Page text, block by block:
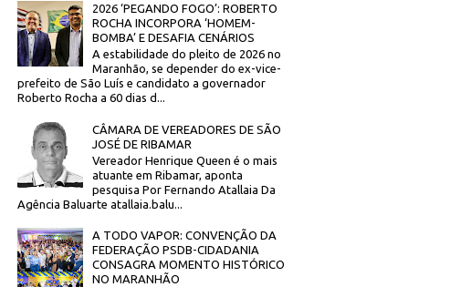
2026 ‘PEGANDO FOGO’: ROBERTO
ROCHA INCORPORA ‘HOMEM-
BOMBA’ E DESAFIA CENÁRIOS
A estabilidade do pleito de 2026 no
Maranhão, se depender do ex-vice-
prefeito de São Luís e candidato a governador
Roberto Rocha a 60 dias d...
CÂMARA DE VEREADORES DE SÃO
JOSÉ DE RIBAMAR
Vereador Henrique Queen é o mais
atuante em Ribamar, aponta
pesquisa Por Fernando Atallaia Da
Agência Baluarte atallaia.balu...
A TODO VAPOR: CONVENÇÃO DA
FEDERAÇÃO PSDB-CIDADANIA
CONSAGRA MOMENTO HISTÓRICO
NO MARANHÃO